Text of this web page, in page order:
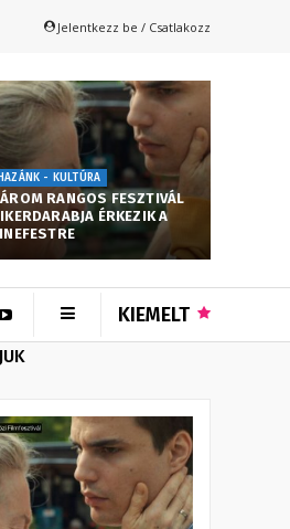
Jelentkezz be / Csatlakozz
HAZÁNK - KULTÚRA
RANGOS FESZTIVÁL
ÉRKEZIK A
KIEMELT